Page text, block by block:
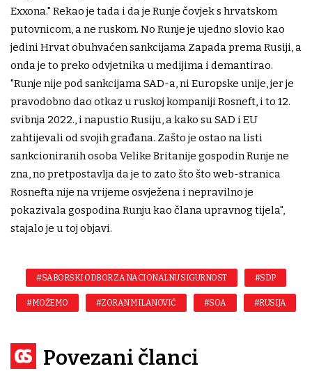
Exxona." Rekao je tada i da je Runje čovjek s hrvatskom
putovnicom, a ne ruskom. No Runje je ujedno slovio kao
jedini Hrvat obuhvaćen sankcijama Zapada prema Rusiji, a
onda je to preko odvjetnika u medijima i demantirao.
"Runje nije pod sankcijama SAD-a, ni Europske unije, jer je
pravodobno dao otkaz u ruskoj kompaniji Rosneft, i to 12.
svibnja 2022., i napustio Rusiju, a kako su SAD i EU
zahtijevali od svojih građana. Zašto je ostao na listi
sankcioniranih osoba Velike Britanije gospodin Runje ne
zna, no pretpostavlja da je to zato što što web-stranica
Rosnefta nije na vrijeme osvježena i nepravilno je
pokazivala gospodina Runju kao člana upravnog tijela",
stajalo je u toj objavi.
#SABORSKI ODBOR ZA NACIONALNU SIGURNOST #SDP
#MOŽEMO #ZORAN MILANOVIĆ #SOA #RUSIJA
Povezani članci